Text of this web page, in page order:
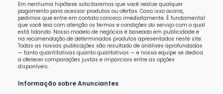
Em nenhuma hipótese solicitaremos que você realize qualquer
pagamento para acessar produtos ou ofertas. Caso isso ocorra,
pedimos que entre em contato conosco imediatamente. É fundamental
que você leia com atenção os termos e condições do serviço com o qual
está lidando. Nosso modelo de negócios é baseado em publicidade e
na recomendação de determinados produtos apresentados neste site.
Todas as nossas publicações são resultado de análises aprofundadas
— tanto quantitativas quanto qualitativas — e nossa equipe se dedica
a oferecer comparações justas e imparciais entre as opções
disponíveis.
Informação sobre Anunciantes